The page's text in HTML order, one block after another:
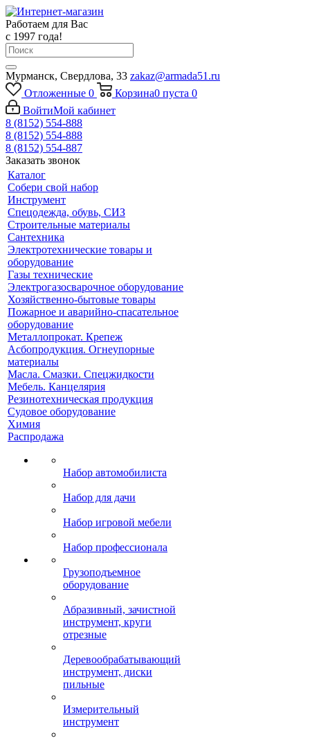
Работаем для Вас
с 1997 года!
Мурманск, Свердлова, 33 zakaz@armada51.ru
Отложенные 0 Корзина0 пуста 0
ВойтиМой кабинет
8 (8152) 554-888
8 (8152) 554-888
8 (8152) 554-887
Заказать звонок
Каталог
Собери свой набор
Инструмент
Спецодежда, обувь, СИЗ
Строительные материалы
Сантехника
Электротехнические товары и
оборудование
Газы технические
Электрогазосварочное оборудование
Хозяйственно-бытовые товары
Пожарное и аварийно-спасательное
оборудование
Металлопрокат. Крепеж
Асбопродукция. Огнеупорные
материалы
Масла. Смазки. Спецжидкости
Мебель. Канцелярия
Резинотехническая продукция
Судовое оборудование
Химия
Распродажа
Набор автомобилиста
Набор для дачи
Набор игровой мебели
Набор профессионала
Грузоподъемное
оборудование
Абразивный, зачистной
инструмент, круги
отрезные
Деревообрабатывающий
инструмент, диски
пильные
Измерительный
инструмент